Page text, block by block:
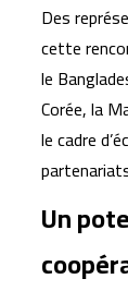
Des
cette
le
Corée, la
le cadre
Un